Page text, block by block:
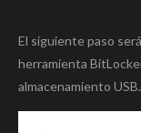
El siguiente paso
herramienta
almacenamiento USB.